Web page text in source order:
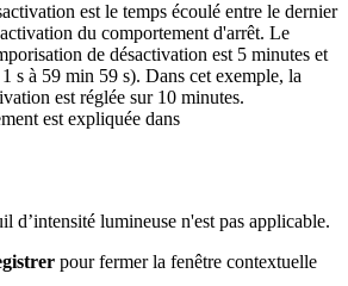
est le temps écoulé entre le dernier
du comportement d'arrêt. Le
de désactivation est 5 minutes et
s à 59 min 59 s). Dans cet exemple, la
est réglée sur 10 minutes.
est expliquée dans
d’intensité lumineuse n'est pas applicable.
pour fermer la fenêtre contextuelle